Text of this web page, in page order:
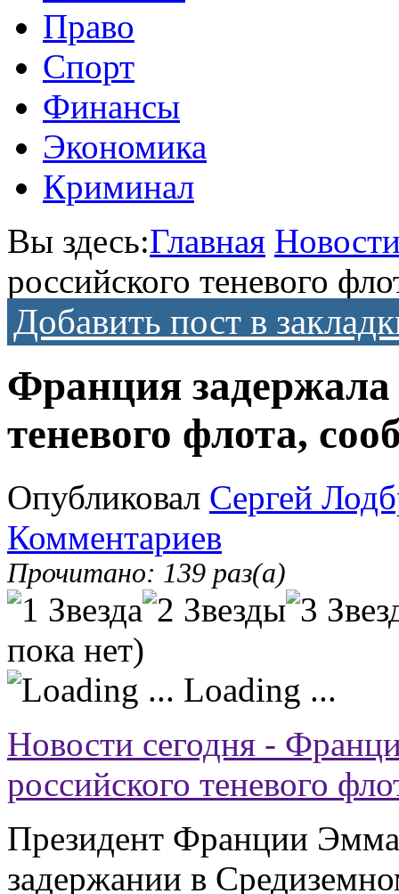
Право
Спорт
Финансы
Экономика
Криминал
Вы здесь:Главная
российского теневого
Добавить пост в
Франция задержала
теневого флота,
Опубликовал Сергей
Комментариев
Прочитано: 139 раз(а)
пока нет)
Loading ...
Новости сегодня -
российского теневого
Президент Франции
задержании в